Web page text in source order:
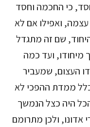
כי החכמה וחסד
ואפילו אם לא
שם זה מתגדל
ועד כמה
העצום, שמעביר
ממדת ההפכי לא
היה כצל הנמשך
אדונו, ולכן מתרומם